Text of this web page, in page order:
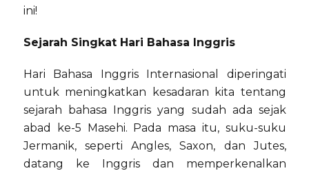
ini!
Sejarah Singkat Hari Bahasa Inggris
Hari Bahasa Inggris Internasional diperingati
untuk meningkatkan kesadaran kita tentang
sejarah bahasa Inggris yang sudah ada sejak
abad ke-5 Masehi. Pada masa itu, suku-suku
Jermanik, seperti Angles, Saxon, dan Jutes,
datang ke Inggris dan memperkenalkan